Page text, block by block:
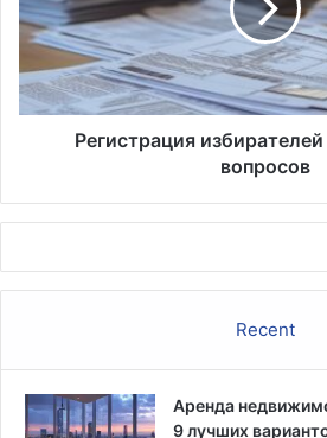
Топ-6
вопросов
Регистрация
вопросов
Recent
Аренда
9 лучших